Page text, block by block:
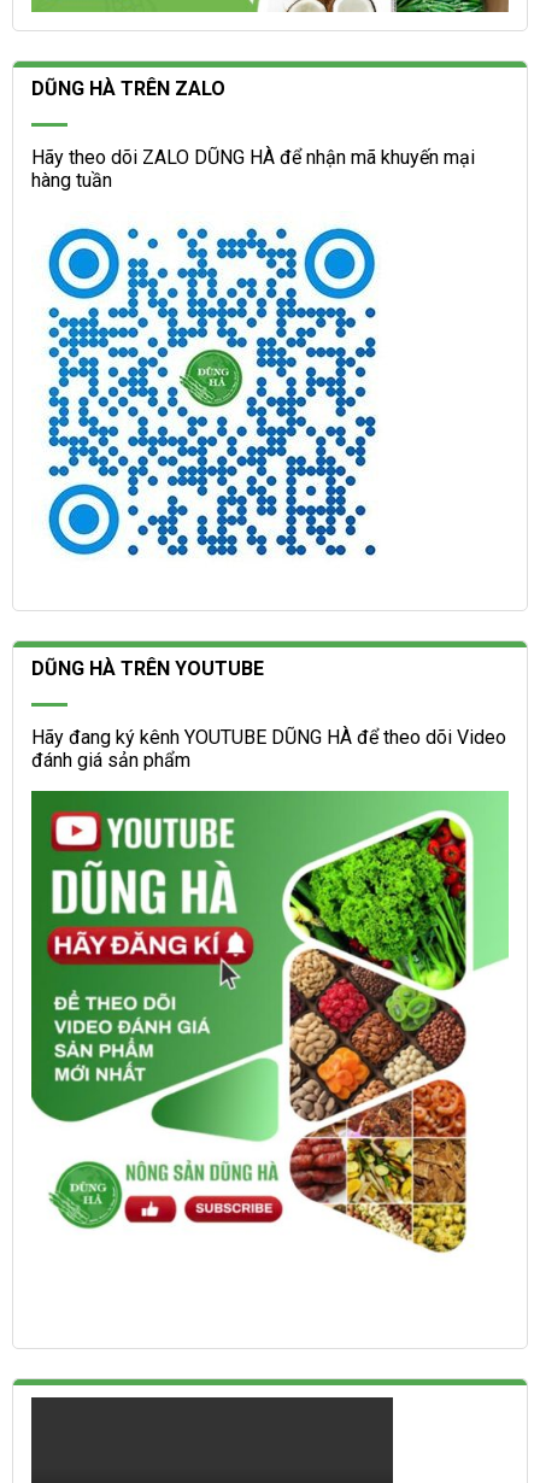
DŨNG HÀ TRÊN ZALO
Hãy theo dõi ZALO DŨNG HÀ để nhận mã khuyến mại
hàng tuần
DŨNG HÀ TRÊN YOUTUBE
Hãy đang ký kênh YOUTUBE DŨNG HÀ để theo dõi Video
đánh giá sản phẩm